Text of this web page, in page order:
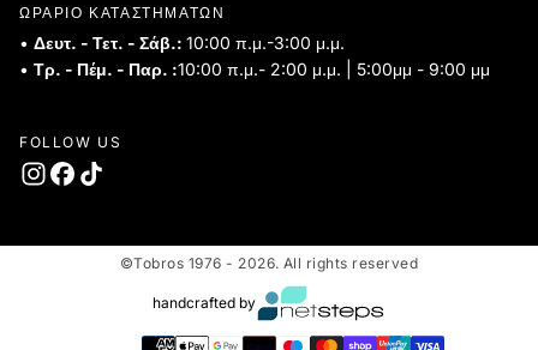
ΩΡΑΡΙΟ ΚΑΤΑΣΤΗΜΑΤΩΝ
• Δευτ. - Τετ. - Σάβ.: 10:00 π.μ.-3:00 μ.μ.
• Τρ. - Πέμ. - Παρ. :10:00 π.μ.- 2:00 μ.μ. | 5:00μμ - 9:00 μμ
FOLLOW US
©Tobros 1976 - 2026. All rights reserved
handcrafted by
Τρόποι